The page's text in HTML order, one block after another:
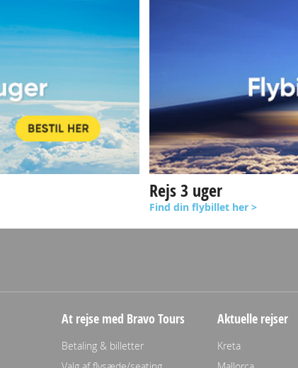
Rejs 3 uger
Find din flybillet her >
At rejse med Bravo Tours
Betaling & billetter
Aktuelle rejser
Kreta